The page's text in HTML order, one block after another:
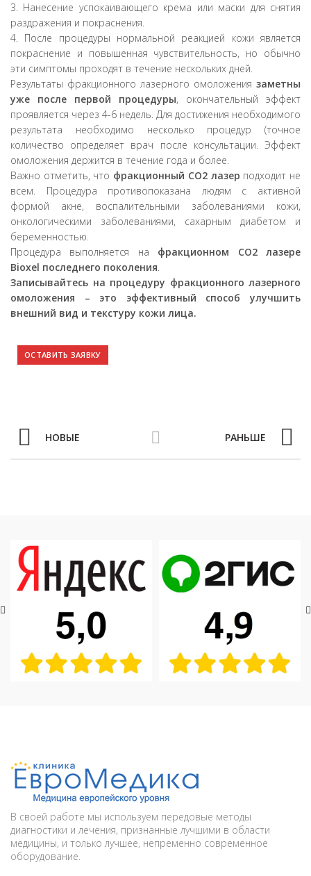
3. Нанесение успокаивающего крема или маски для снятия
раздражения и покраснения.
4. После процедуры нормальной реакцией кожи является
покраснение и повышенная чувствительность, но обычно
эти симптомы проходят в течение нескольких дней.
Результаты фракционного лазерного омоложения заметны
уже после первой процедуры, окончательный эффект
проявляется через 4-6 недель. Для достижения необходимого
результата необходимо несколько процедур (точное
количество определяет врач после консультации. Эффект
омоложения держится в течение года и более.
Важно отметить, что фракционный CO2 лазер подходит не
всем. Процедура противопоказана людям с активной
формой акне, воспалительными заболеваниями кожи,
онкологическими заболеваниями, сахарным диабетом и
беременностью.
Процедура выполняется на фракционном CO2 лазере
Bioxel последнего поколения.
Записывайтесь на процедуру фракционного лазерного
омоложения – это эффективный способ улучшить
внешний вид и текстуру кожи лица.
ОСТАВИТЬ ЗАЯВКУ
НОВЫЕ РАНЬШЕ
В своей работе мы используем передовые методы
диагностики и лечения, признанные лучшими в области
медицины, и только лучшее, непременно современное
оборудование.